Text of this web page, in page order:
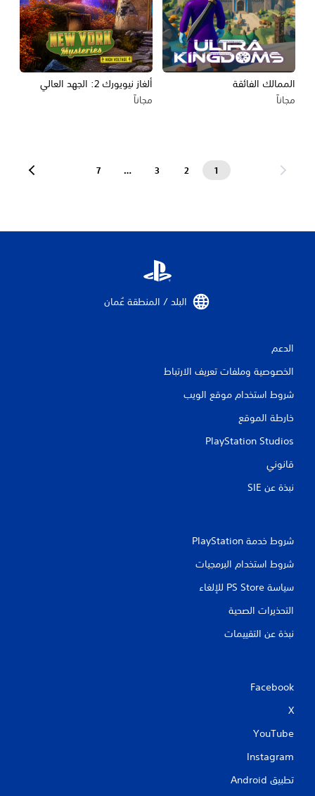
الممالك الفائقة
مجاناً
ألغاز نيويورك 2: الجهد العالي
مجاناً
1
2
3
…
7
البلد / المنطقة عُمان‏
الدعم
الخصوصية وملفات تعريف الارتباط
شروط استخدام موقع الويب
خارطة الموقع
PlayStation Studios
قانوني
نبذة عن SIE‏
شروط خدمة PlayStation‏
شروط استخدام البرمجيات
سياسة PS Store للإلغاء
التحذيرات الصحية
نبذة عن التقييمات
Facebook
X
YouTube
Instagram
تطبيق Android‏